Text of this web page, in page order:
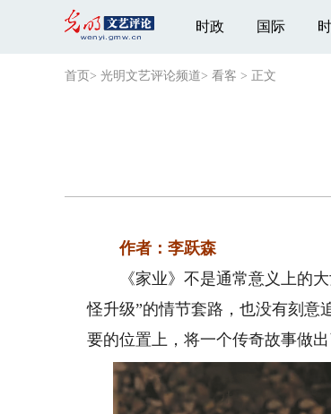
时政 国际
首页 > 光明文艺评论频道> 看客 > 正文
作者：李跃森
《家业》不是通常意义上的大
怪升级”的情节套路，也没有刻意
要的位置上，将一个传奇故事做